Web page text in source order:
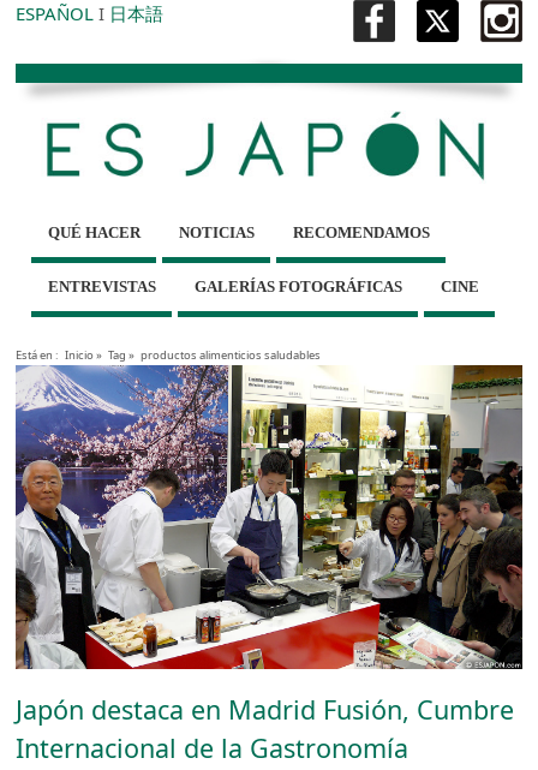
ESPAÑOL I 日本語
QUÉ HACER NOTICIAS RECOMENDAMOS
ENTREVISTAS GALERÍAS FOTOGRÁFICAS CINE
Está en : Inicio» Tag » productos alimenticios saludables
Japón destaca en Madrid Fusión, Cumbre
Internacional de la Gastronomía